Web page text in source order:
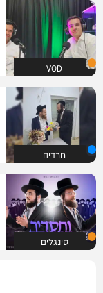
VOD
חרדים
סינגלים